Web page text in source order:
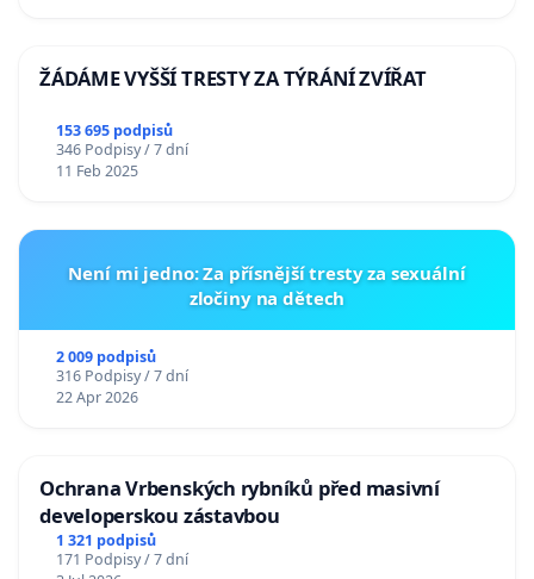
ŽÁDÁME VYŠŠÍ TRESTY ZA TÝRÁNÍ ZVÍŘAT
153 695 podpisů
346 Podpisy / 7 dní
11 Feb 2025
Není mi jedno: Za přísnější tresty za sexuální
zločiny na dětech
2 009 podpisů
316 Podpisy / 7 dní
22 Apr 2026
Ochrana Vrbenských rybníků před masivní
developerskou zástavbou
1 321 podpisů
171 Podpisy / 7 dní